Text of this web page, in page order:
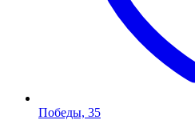
Победы, 35